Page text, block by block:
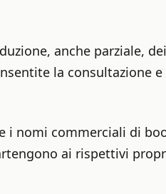
anche parziale,
la consultazione
i nomi commerciali di
ai rispettivi